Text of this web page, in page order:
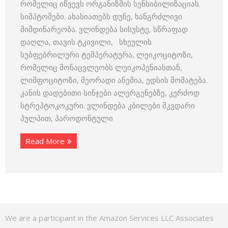
რომელიც იწვევს ორგანიზმის სენსიბილიზაციას.
სიმპტომები. ახასიათებს დუნე, ხანგრძლივი
მიმდინარეობა. ვლინდება სისუსტე, სწრაფად
დაღლა, თავის ტკივილი, სხეულის
სუბფებრილური ტემპერატურა, ლეიკოციტოზი,
რომელიც მონაცვლეობს ლეიკოპენიასთან,
ლიმფოციტოზი, მეორადი ანემია, ედსის მომატება.
კანის დადებითი სინჯები ალერგენებზე, კერძოდ
სტრეპტოკოკური. ვლინდება კბილები მკვდარი
პულპით, პაროდონტული
Read More
We are a participant in the Amazon Services LLC Associates